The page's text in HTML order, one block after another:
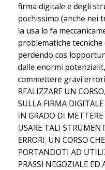
firma digitale e degli
pochissimo (anche nei
la usa lo fa
problematiche tecniche
perdendo cos
dalle enormi
commettere gravi errori.
REALIZZARE UN
SULLA FIRMA
IN GRADO DI
USARE TALI
ERRORI. UN CORSO
PORTANDOTI AD
PRASSI NEGOZIALE